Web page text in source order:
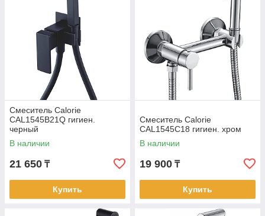
Смеситель Calorie
CAL1545B21Q гигиен.
черный
В наличии
21 650 ₸
Купить
Смеситель Calorie
CAL1545C18 гигиен. хром
В наличии
19 900 ₸
Купить